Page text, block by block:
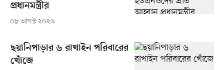
প্রধানমন্ত্রীর
০৮ আগস্ট ২০২৬
ছয়ানিপাড়ার ৬ রাখাইন পরিবারের
খোঁজে